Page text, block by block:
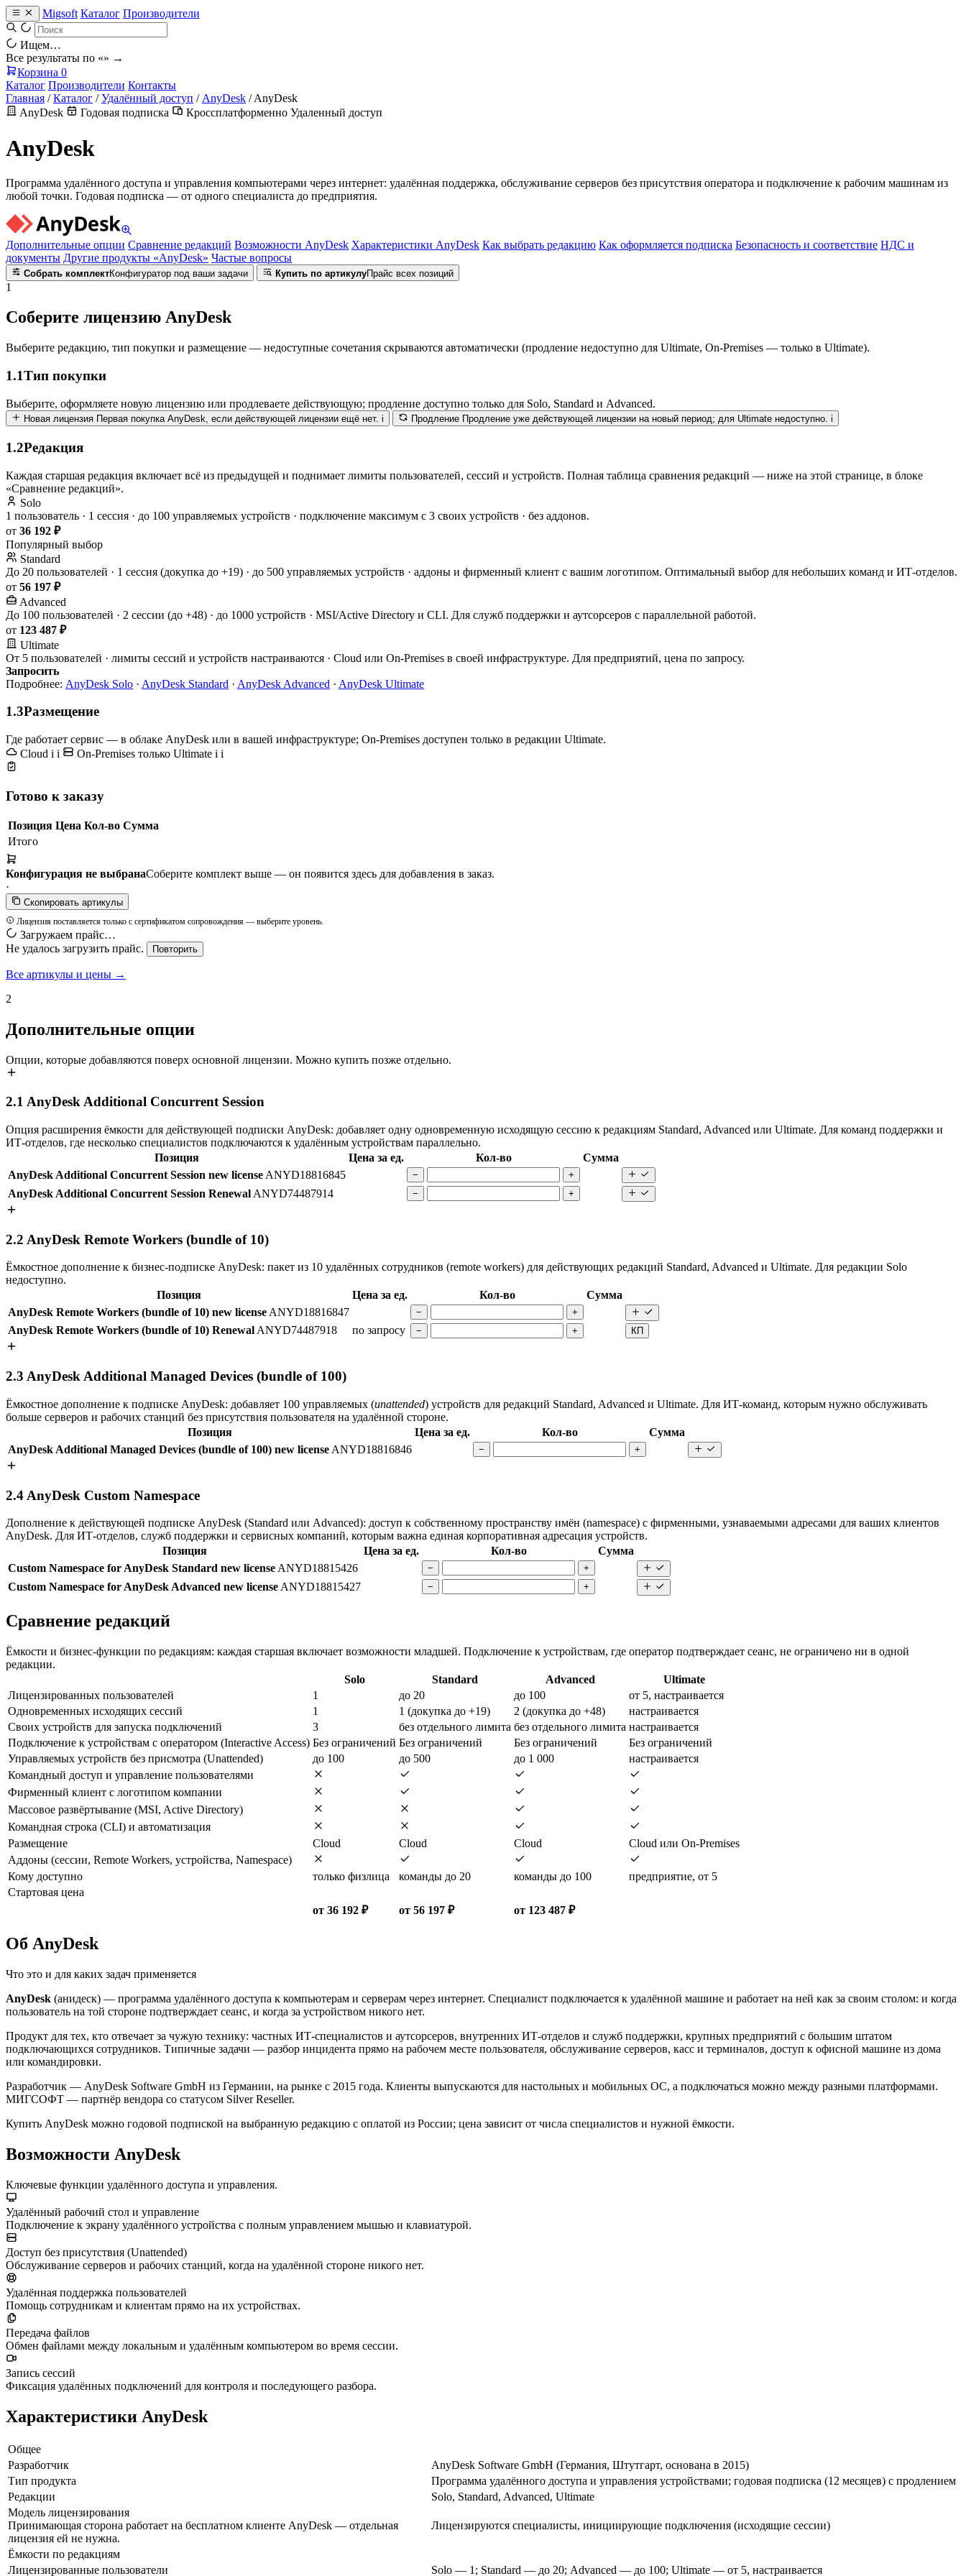
Migsoft Каталог Производители
Ищем…
Все результаты по «» →
Корзина 0
Каталог Производители Контакты
Главная / Каталог / Удалённый доступ / AnyDesk / AnyDesk
AnyDesk
Годовая подписка Кроссплатформенно Удаленный доступ
AnyDesk
Программа удалённого доступа и управления компьютерами через интернет: удалённая поддержка, обслуживание серверов без присутствия оператора и подключение к рабочим машинам из
любой точки. Годовая подписка — от одного специалиста до предприятия.
Дополнительные опции Сравнение редакций Возможности AnyDesk Характеристики AnyDesk Как выбрать редакцию Как оформляется подписка Безопасность и соответствие НДС и
документы Другие продукты «AnyDesk» Частые вопросы
Собрать комплектКонфигуратор под ваши задачи Купить по артикулуПрайс всех позиций
1
Соберите лицензию AnyDesk
Выберите редакцию, тип покупки и размещение — недоступные сочетания скрываются автоматически (продление недоступно для Ultimate, On-Premises — только в Ultimate).
1.1Тип покупки
Выберите, оформляете новую лицензию или продлеваете действующую; продление доступно только для Solo, Standard и Advanced.
Новая лицензия Первая покупка AnyDesk, если действующей лицензии ещё нет. i Продление Продление уже действующей лицензии на новый период; для Ultimate недоступно. i
1.2Редакция
Каждая старшая редакция включает всё из предыдущей и поднимает лимиты пользователей, сессий и устройств. Полная таблица сравнения редакций — ниже на этой странице, в блоке
«Сравнение редакций».
Solo
1 пользователь · 1 сессия · до 100 управляемых устройств · подключение максимум с 3 своих устройств · без аддонов.
от 36 192 ₽
Популярный выбор
Standard
До 20 пользователей · 1 сессия (докупка до +19) · до 500 управляемых устройств · аддоны и фирменный клиент с вашим логотипом. Оптимальный выбор для небольших команд и ИТ-отделов.
от 56 197 ₽
Advanced
До 100 пользователей · 2 сессии (до +48) · до 1000 устройств · MSI/Active Directory и CLI. Для служб поддержки и аутсорсеров с параллельной работой.
от 123 487 ₽
Ultimate
От 5 пользователей · лимиты сессий и устройств настраиваются · Cloud или On-Premises в своей инфраструктуре. Для предприятий, цена по запросу.
Запросить
Подробнее: AnyDesk Solo · AnyDesk Standard · AnyDesk Advanced · AnyDesk Ultimate
1.3Размещение
Где работает сервис — в облаке AnyDesk или в вашей инфраструктуре; On-Premises доступен только в редакции Ultimate.
Cloud i i On-Premises только Ultimate i i
Готово к заказу
Позиция Цена Кол-во Сумма
Итого
Конфигурация не выбранаСоберите комплект выше — он появится здесь для добавления в заказ.
·
Скопировать артикулы
Лицензия поставляется только с сертификатом сопровождения — выберите уровень.
Загружаем прайс…
Не удалось загрузить прайс.
Повторить
Все артикулы и цены →
2
Дополнительные опции
Опции, которые добавляются поверх основной лицензии. Можно купить позже отдельно.
2.1 AnyDesk Additional Concurrent Session
Опция расширения ёмкости для действующей подписки AnyDesk: добавляет одну одновременную исходящую сессию к редакциям Standard, Advanced или Ultimate. Для команд поддержки и
ИТ-отделов, где несколько специалистов подключаются к удалённым устройствам параллельно.
Позиция
Цена за ед. Кол-во
Сумма
AnyDesk Additional Concurrent Session new license ANYD18816845 − +
AnyDesk Additional Concurrent Session Renewal ANYD74487914 − +
2.2 AnyDesk Remote Workers (bundle of 10)
Ёмкостное дополнение к бизнес-подписке AnyDesk: пакет из 10 удалённых сотрудников (remote workers) для действующих редакций Standard, Advanced и Ultimate. Для редакции Solo
недоступно.
Позиция
Цена за ед. Кол-во
Сумма
AnyDesk Remote Workers (bundle of 10) new licenseANYD18816847 − +
AnyDesk Remote Workers (bundle of 10) RenewalANYD74487918 по запросу − + КП
2.3 AnyDesk Additional Managed Devices (bundle of 100)
Ёмкостное дополнение к подписке AnyDesk: добавляет 100 управляемых (unattended) устройств для редакций Standard, Advanced и Ultimate. Для ИТ-команд, которым нужно обслуживать
больше серверов и рабочих станций без присутствия пользователя на удалённой стороне.
Позиция
Цена за ед. Кол-во
Сумма
AnyDesk Additional Managed Devices (bundle of 100) new license ANYD18816846 − +
2.4 AnyDesk Custom Namespace
Дополнение к действующей подписке AnyDesk (Standard или Advanced): доступ к собственному пространству имён (namespace) с фирменными, узнаваемыми адресами для ваших клиентов
AnyDesk. Для ИТ-отделов, служб поддержки и сервисных компаний, которым важна единая корпоративная адресация устройств.
Позиция
Цена за ед. Кол-во
Сумма
Custom Namespace for AnyDesk Standard new license ANYD18815426 − +
Custom Namespace for AnyDesk Advanced new license ANYD18815427 − +
Сравнение редакций
Ёмкости и бизнес-функции по редакциям: каждая старшая включает возможности младшей. Подключение к устройствам, где оператор подтверждает сеанс, не ограничено ни в одной
редакции.
Solo
Standard Advanced
Ultimate
Лицензированных пользователей
1 до 20 до 100
от 5, настраивается
Одновременных исходящих сессий
1 1 (докупка до +19) 2 (докупка до +48)
настраивается
Своих устройств для запуска подключений
3 без отдельного лимита без отдельного лимита настраивается
Подключение к устройствам с оператором (Interactive Access) Без ограничений Без ограничений Без ограничений
Без ограничений
Управляемых устройств без присмотра (Unattended)
до 100 до 500 до 1 000
настраивается
Командный доступ и управление пользователями
Фирменный клиент с логотипом компании
Массовое развёртывание (MSI, Active Directory)
Командная строка (CLI) и автоматизация
Размещение
Cloud Cloud Cloud
Cloud или On-Premises
Аддоны (сессии, Remote Workers, устройства, Namespace)
Кому доступно
только физлица команды до 20 команды до 100
предприятие, от 5
Стартовая цена
от 36 192 ₽
от 56 197 ₽ от 123 487 ₽
Об AnyDesk
Что это и для каких задач применяется
AnyDesk (анидеск) — программа удалённого доступа к компьютерам и серверам через интернет. Специалист подключается к удалённой машине и работает на ней как за своим столом: и когда
пользователь на той стороне подтверждает сеанс, и когда за устройством никого нет.
Продукт для тех, кто отвечает за чужую технику: частных ИТ-специалистов и аутсорсеров, внутренних ИТ-отделов и служб поддержки, крупных предприятий с большим штатом
подключающихся сотрудников. Типичные задачи — разбор инцидента прямо на рабочем месте пользователя, обслуживание серверов, касс и терминалов, доступ к офисной машине из дома
или командировки.
Разработчик — AnyDesk Software GmbH из Германии, на рынке с 2015 года. Клиенты выпускаются для настольных и мобильных ОС, а подключаться можно между разными платформами.
МИГСОФТ — партнёр вендора со статусом Silver Reseller.
Купить AnyDesk можно годовой подпиской на выбранную редакцию с оплатой из России; цена зависит от числа специалистов и нужной ёмкости.
Возможности AnyDesk
Ключевые функции удалённого доступа и управления.
Удалённый рабочий стол и управление
Подключение к экрану удалённого устройства с полным управлением мышью и клавиатурой.
Доступ без присутствия (Unattended)
Обслуживание серверов и рабочих станций, когда на удалённой стороне никого нет.
Удалённая поддержка пользователей
Помощь сотрудникам и клиентам прямо на их устройствах.
Передача файлов
Обмен файлами между локальным и удалённым компьютером во время сессии.
Запись сессий
Фиксация удалённых подключений для контроля и последующего разбора.
Характеристики AnyDesk
Общее
Разработчик
AnyDesk Software GmbH (Германия, Штутгарт, основана в 2015)
Тип продукта
Программа удалённого доступа и управления устройствами; годовая подписка (12 месяцев) с продлением
Редакции
Solo, Standard, Advanced, Ultimate
Модель лицензирования
Принимающая сторона работает на бесплатном клиенте AnyDesk — отдельная
лицензия ей не нужна.
Лицензируются специалисты, инициирующие подключения (исходящие сессии)
Ёмкости по редакциям
Лицензированные пользователи
Solo — 1; Standard — до 20; Advanced — до 100; Ultimate — от 5, настраивается